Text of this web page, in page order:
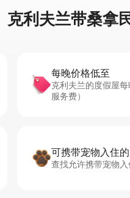
克利夫兰带桑拿
每晚价格低至
克利夫兰的度假屋
服务费）
可携带宠物入住
查找允许携带宠物